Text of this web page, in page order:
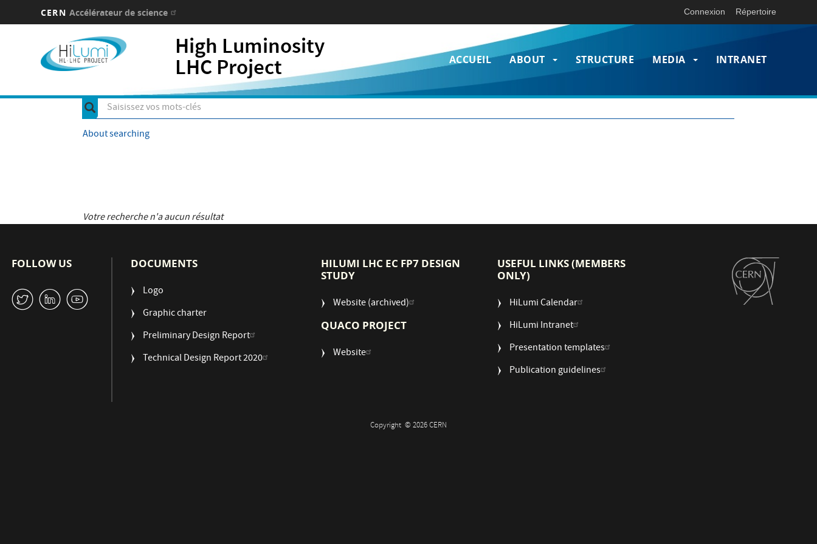
CERN Accélérateur de science Connexion Répertoire
High Luminosity
LHC Project
Navigation
principale
ACCUEIL ABOUT STRUCTURE MEDIA INTRANET
Saisissez
vos
mots-
Rechercher
About searching
Votre recherche n'a aucun résultat
FOLLOW US
W M 1
DOCUMENTS
Logo
Graphic charter
Preliminary Design Report
Technical Design Report 2020
HILUMI LHC EC FP7 DESIGN
STUDY
Website (archived)
QUACO PROJECT
Website
USEFUL LINKS (MEMBERS
ONLY)
HiLumi Calendar
HiLumi Intranet
Presentation templates
Publication guidelines
Copyright © 2026 CERN